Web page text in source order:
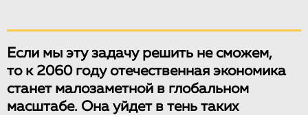
Если мы эту задачу решить не сможем,
то к 2060 году отечественная экономика
станет малозаметной в глобальном
масштабе. Она уйдет в тень таких